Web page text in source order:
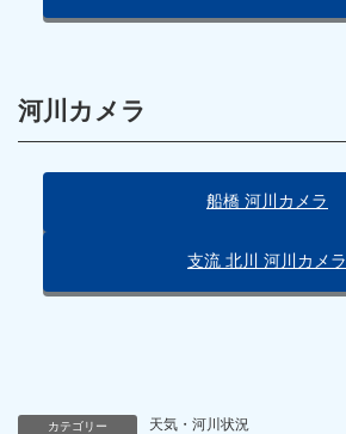
河川カメラ
船橋 河川カメラ
支流 北川 河川カメラ
カテゴリー 天気・河川状況